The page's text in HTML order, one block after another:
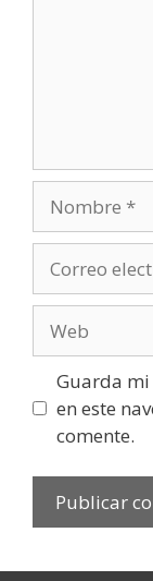
electrónico
Guarda mi
en este
comente.